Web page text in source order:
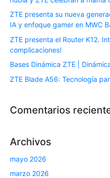
ZTE presenta su nueva
IA y enfoque gamer en MWC
ZTE presenta el Router K12.
complicaciones!
Bases Dinámica ZTE |
ZTE Blade A56: Tecnología
Comentarios
Archivos
mayo 2026
marzo 2026